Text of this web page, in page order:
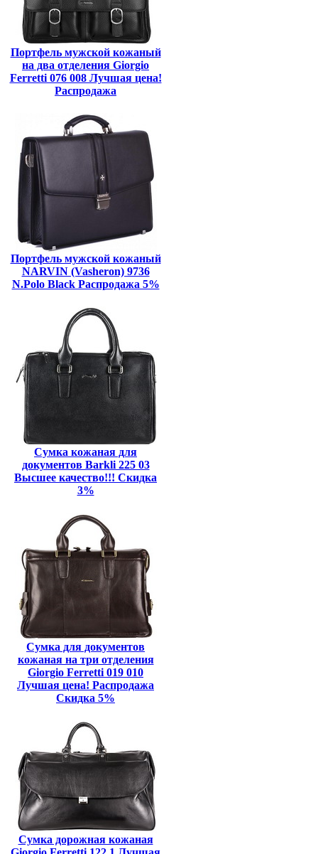
Портфель мужской кожаный
на два отделения Giorgio
Ferretti 076 008 Лучшая цена!
Распродажа
Портфель мужской кожаный
NARVIN (Vasheron) 9736
N.Polo Black Распродажа 5%
Сумка кожаная для
документов Barkli 225 03
Высшее качество!!! Скидка
3%
Сумка для документов
кожаная на три отделения
Giorgio Ferretti 019 010
Лучшая цена! Распродажа
Скидка 5%
Сумка дорожная кожаная